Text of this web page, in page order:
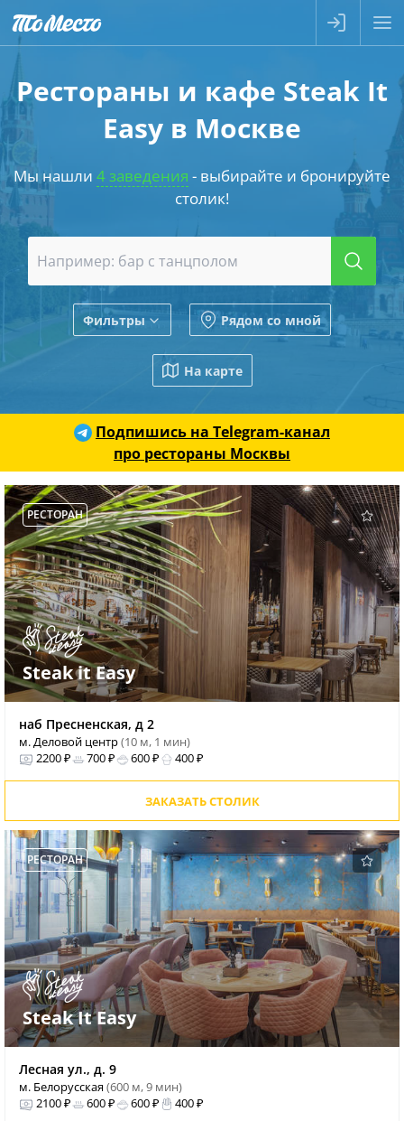
Рестораны и кафе Steak It
Easy в Москве
Мы нашли 4 заведения - выбирайте и бронируйте
столик!
Фильтры Рядом со мной
На карте
Подпишись на Telegram-канал
про рестораны Москвы
РЕСТОРАН
Steak it Easy
наб Пресненская, д 2
м. Деловой центр(10 м, 1 мин)
2200 ₽
700 ₽ 600 ₽ 400 ₽
ЗАКАЗАТЬ СТОЛИК
РЕСТОРАН
Steak It Easy
Лесная ул., д. 9
м. Белорусская(600 м, 9 мин)
2100 ₽
600 ₽ 600 ₽ 400 ₽